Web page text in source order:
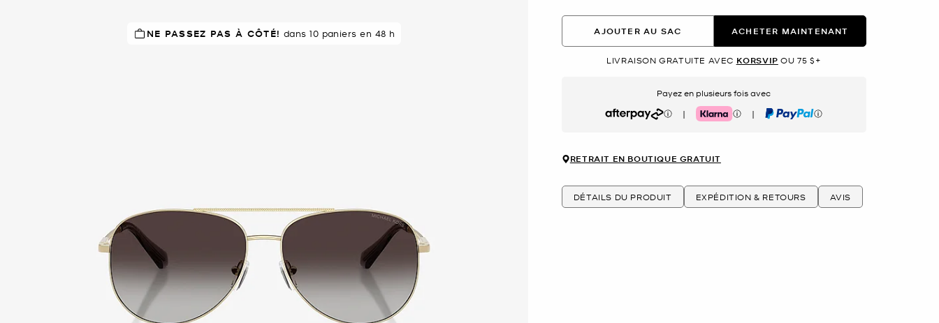
NE PASSEZ PAS À CÔTÉ! dans 10 paniers en 48 h AJOUTER AU SAC ACHETER MAINTENANT
LIVRAISON GRATUITE AVEC KORSVIP OU 75 $+
Payez en plusieurs fois avec
Afterpay | Klarna | PayPal
RETRAIT EN BOUTIQUE GRATUIT
DÉTAILS DU PRODUIT EXPÉDITION & RETOURS AVIS